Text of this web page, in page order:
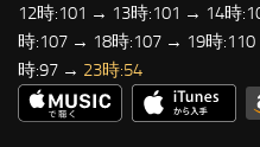
12時:101 → 13時:101 → 14時
時:107 → 18時:107 → 19時
時:97 → 23時:54